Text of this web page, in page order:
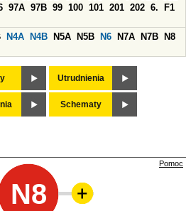
97A 97B 99 100 101 201 202 6.
F1
N4A N4B N5A N5B N6 N7A N7B
N8
Utrudnienia
Schematy
N8
Pomoc